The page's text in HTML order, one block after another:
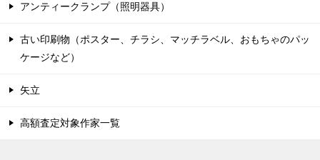
アンティークランプ（照明器具）
古い印刷物（ポスター、チラシ、マッチラベル、おもちゃのパッ
ケージなど）
矢立
高額査定対象作家一覧